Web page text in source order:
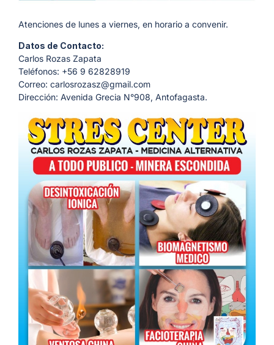
Atenciones de lunes a viernes, en horario a convenir.
Datos de Contacto:
Carlos Rozas Zapata
Teléfonos: +56 9 62828919
Correo: carlosrozasz@gmail.com
Dirección: Avenida Grecia N°908, Antofagasta.